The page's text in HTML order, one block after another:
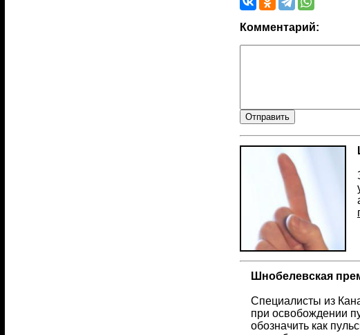
Комментарий:
Шнобелевская
Специалисты из
при освобождении
обозначить как